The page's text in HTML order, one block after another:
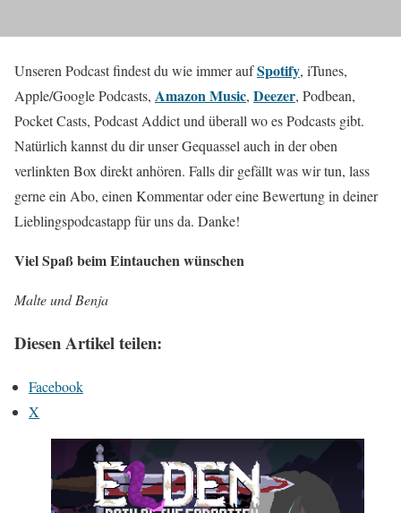
Unseren Podcast findest du wie immer aufSpotify, iTunes,
Apple/Google Podcasts, Amazon Music, Deezer, Podbean,
Pocket Casts, Podcast Addict und überall wo es Podcasts gibt.
Natürlich kannst du dir unser Gequassel auch in der oben
verlinkten Box direkt anhören. Falls dir gefällt was wir tun, lass
gerne ein Abo, einen Kommentar oder eine Bewertung in deiner
Lieblingspodcastapp für uns da. Danke!
Viel Spaß beim Eintauchen wünschen
Malte und Benja
Diesen Artikel teilen:
Facebook
X